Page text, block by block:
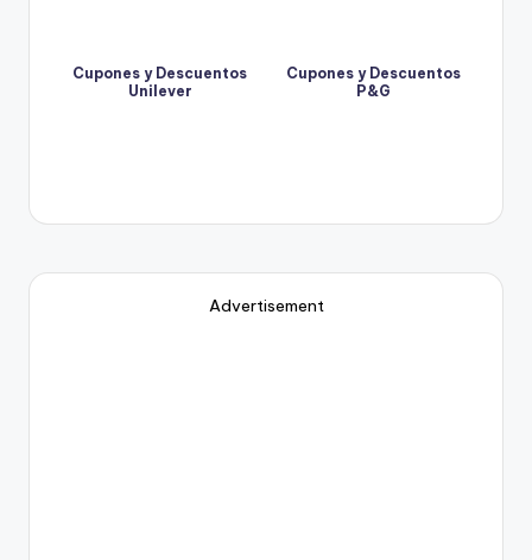
Cupones y Descuentos
Unilever
Cupones y Descuentos
P&G
Advertisement